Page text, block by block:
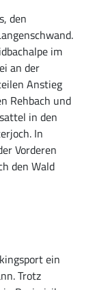
den
im
an der
Anstieg
Rehbach und
in den
In
Vorderen
den Wald
ein
Trotz